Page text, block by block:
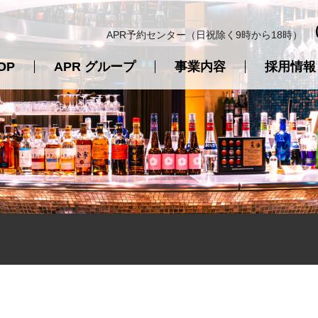
APR予約センター（日祝除く9時から18時）
APR グループ 事業内容 採用情報